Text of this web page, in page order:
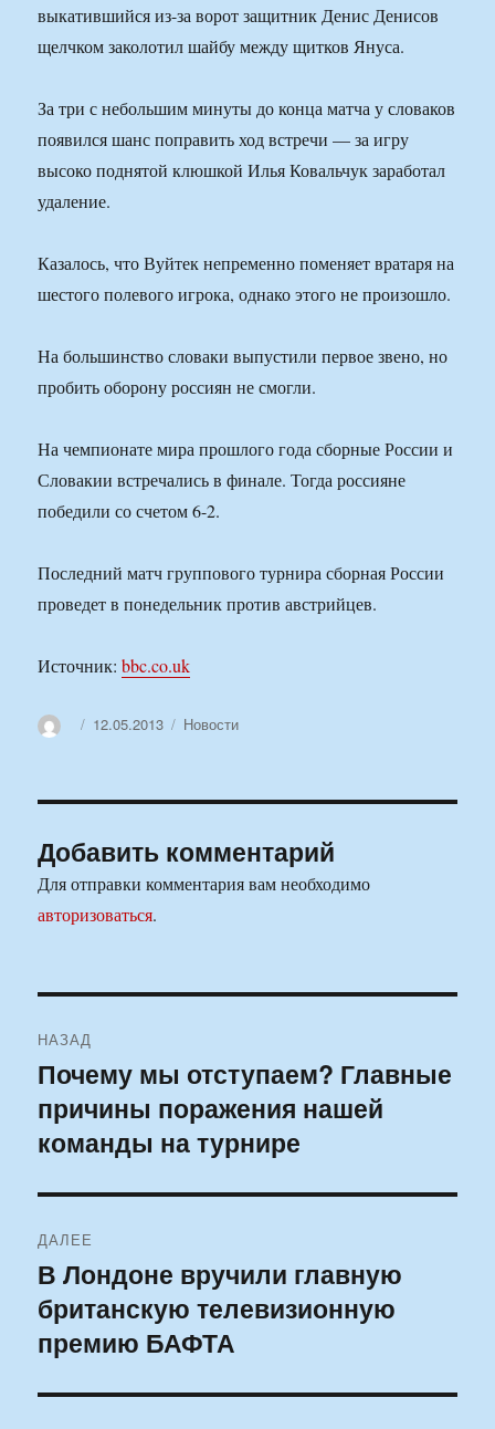
выкатившийся из-за ворот защитник Денис Денисов
щелчком заколотил шайбу между щитков Януса.
За три с небольшим минуты до конца матча у словаков
появился шанс поправить ход встречи — за игру
высоко поднятой клюшкой Илья Ковальчук заработал
удаление.
Казалось, что Вуйтек непременно поменяет вратаря на
шестого полевого игрока, однако этого не произошло.
На большинство словаки выпустили первое звено, но
пробить оборону россиян не смогли.
На чемпионате мира прошлого года сборные России и
Словакии встречались в финале. Тогда россияне
победили со счетом 6-2.
Последний матч группового турнира сборная России
проведет в понедельник против австрийцев.
Источник:bbc.co.uk
АвторОпубликовано
12.05.2013 Рубрики
Новости
Добавить комментарий
Для отправки комментария вам необходимо
авторизоваться.
по
записям
НАЗАД
Предыдущая
запись:
Почему мы отступаем? Главные
причины поражения нашей
команды на турнире
ДАЛЕЕ
Следующая
запись:
В Лондоне вручили главную
британскую телевизионную
премию БАФТА